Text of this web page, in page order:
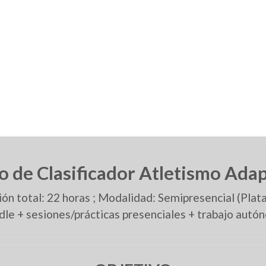
de Clasificador Atletismo
total: 22 horas ; Modalidad: Semipresencial
+ sesiones/prácticas presenciales + trabajo